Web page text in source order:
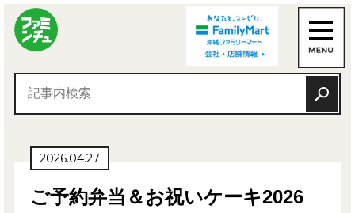
2026.04.27
ご予約弁当＆お祝いケーキ2026